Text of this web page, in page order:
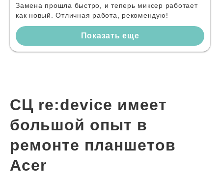
Замена прошла быстро, и теперь миксер работает
как новый. Отличная работа, рекомендую!
Показать еще
СЦ re:device имеет
большой опыт в
ремонте планшетов
Acer